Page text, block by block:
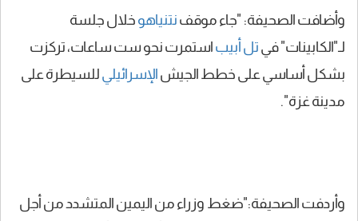
وأضافت الصحيفة: "جاء موقف نتنياهو خلال جلسة
لـ"الكابينات" في تل أبيب استمرت نحو ست ساعات، تركزت
بشكل أساسي على خطط الجيش الإسرائيلي للسيطرة على
مدينة غزة".
وأردفت الصحيفة:"ضغط وزراء من اليمين المتشدد من أجل